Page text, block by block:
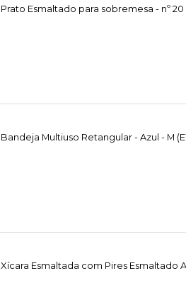
Prato Esmaltado para sobremesa - nº
Bandeja Multiuso Retangular - Azul - M
Xícara Esmaltada com Pires Esmaltado